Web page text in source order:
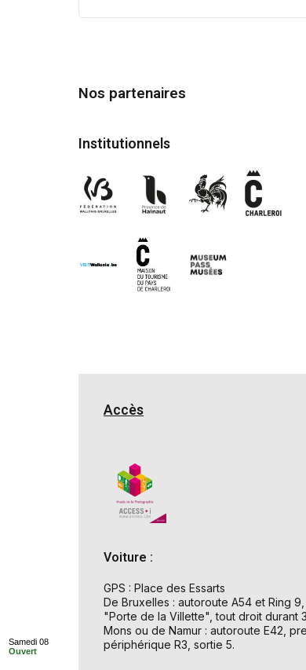
Samedi 08
Ouvert
Nos partenaires
Institutionnels
Accès
Voiture :
GPS : Place des Essarts
De Bruxelles : autoroute A54 et Ring
"Porte de la Villette", tout droit durant
Mons ou de Namur : autoroute E42,
périphérique R3, sortie 5.